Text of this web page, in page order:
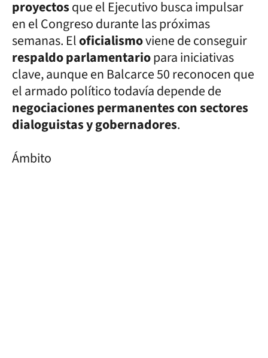
proyectosque el Ejecutivo busca impulsar
en el Congreso durante las próximas
semanas. Eloficialismoviene de conseguir
respaldo parlamentariopara iniciativas
clave, aunque en Balcarce 50 reconocen que
el armado político todavía depende de
negociaciones permanentes con sectores
dialoguistas y gobernadores.
Ámbito